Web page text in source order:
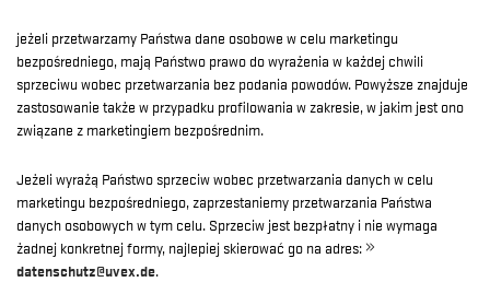
jeżeli przetwarzamy Państwa dane osobowe w celu marketingu
bezpośredniego, mają Państwo prawo do wyrażenia w każdej chwili
sprzeciwu wobec przetwarzania bez podania powodów. Powyższe znajduje
zastosowanie także w przypadku profilowania w zakresie, w jakim jest ono
związane z marketingiem bezpośrednim.
Jeżeli wyrażą Państwo sprzeciw wobec przetwarzania danych w celu
marketingu bezpośredniego, zaprzestaniemy przetwarzania Państwa
danych osobowych w tym celu. Sprzeciw jest bezpłatny i nie wymaga
żadnej konkretnej formy, najlepiej skierować go na adres:
datenschutz@uvex.de.